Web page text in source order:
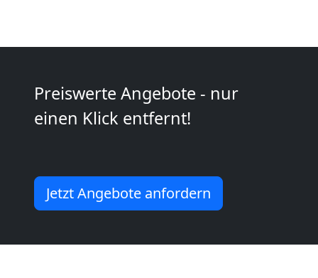
Preiswerte Angebote - nur
einen Klick entfernt!
Jetzt Angebote anfordern
Möbelmontage
Möbeltransport
Wolfsberg